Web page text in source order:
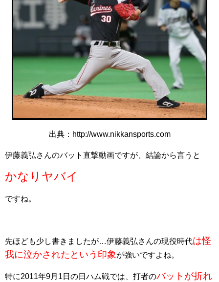
出典：http://www.nikkansports.com
伊藤義弘さんのバット直撃動画ですが、結論から言うと
かなりヤバイ
ですね。
先ほども少し書きましたが…伊藤義弘さんの現役時代は怪
我に泣かされたという印象が強いですよね。
特に2011年9月1日の日ハム戦では、打者のバットが折れ